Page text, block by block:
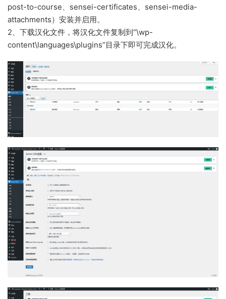
post-to-course、sensei-certificates、sensei-media-
attachments）安装并启用。
2、下载汉化文件，将汉化文件复制到“\wp-
content\languages\plugins”目录下即可完成汉化。